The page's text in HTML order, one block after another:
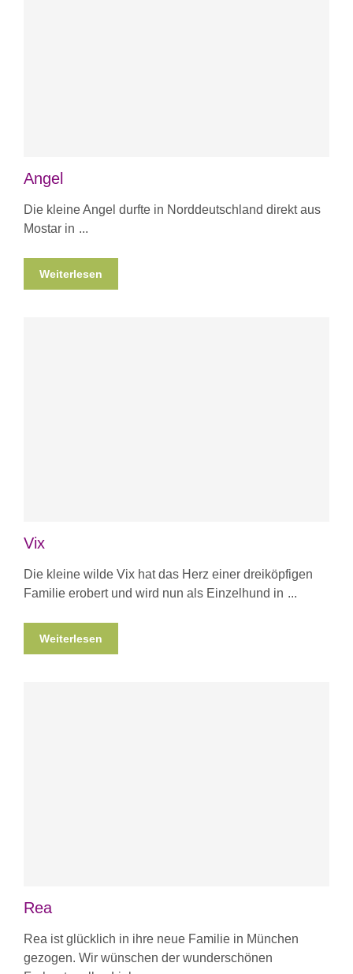
Angel
Die kleine Angel durfte in Norddeutschland direkt aus
Mostar in
Weiterlesen
Vix
Die kleine wilde Vix hat das Herz einer dreiköpfigen
Familie erobert und wird nun als Einzelhund in
Weiterlesen
Rea
Rea ist glücklich in ihre neue Familie in München
gezogen. Wir wünschen der wunderschönen